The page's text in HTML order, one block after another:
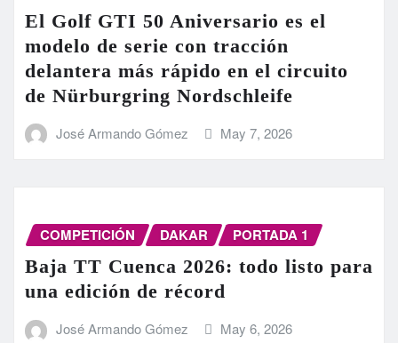
El Golf GTI 50 Aniversario es el
modelo de serie con tracción
delantera más rápido en el circuito
de Nürburgring Nordschleife
José Armando Gómez May 7, 2026
COMPETICIÓN DAKAR PORTADA 1
Baja TT Cuenca 2026: todo listo para
una edición de récord
José Armando Gómez May 6, 2026